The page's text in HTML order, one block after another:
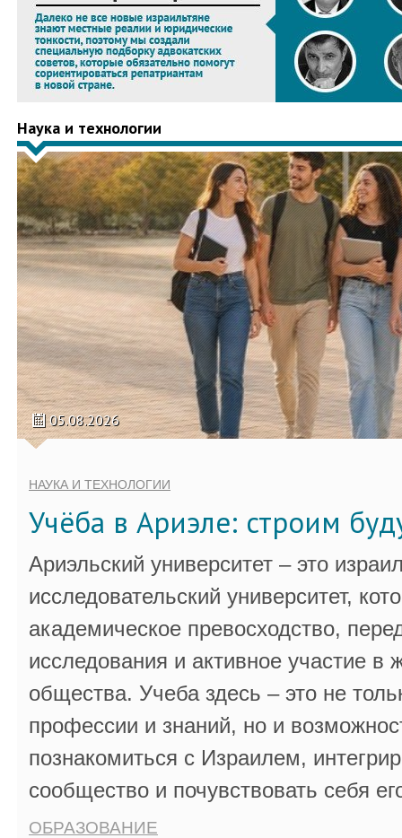
Наука и технологии
05.08.2026
НАУКА И ТЕХНОЛОГИИ
Учёба в Ариэле: строим
Ариэльский университет – это
исследовательский университет,
академическое превосходство,
исследования и активное участие в
общества. Учеба здесь – это не
профессии и знаний, но и
познакомиться с Израилем,
сообщество и почувствовать себя
ОБРАЗОВАНИЕ